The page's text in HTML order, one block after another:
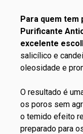
Para quem tem
Purificante
excelente
salicílico e
oleosidade e
O resultado é
os poros sem
o temido efeito
preparado para